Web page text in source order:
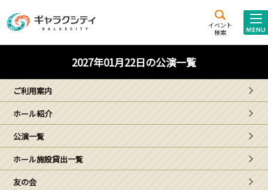
イベント
検索
施設案内
西新井
文化ホール
ギャラクシティとは
こどもみーてぃんぐ
Gがくえん
2027年01月22日の公演一覧
ご利用案内
ホール紹介
公演一覧
ホール施設貸出一覧
友の会